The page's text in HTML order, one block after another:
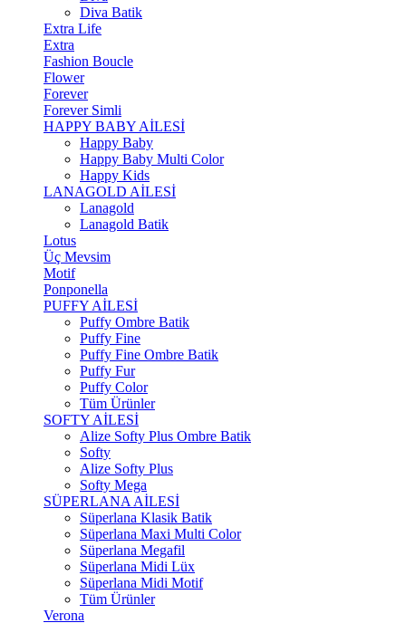
Diva Batik
Extra Life
Extra
Fashion Boucle
Flower
Forever
Forever Simli
HAPPY BABY AİLESİ
Happy Baby
Happy Baby Multi Color
Happy Kids
LANAGOLD AİLESİ
Lanagold
Lanagold Batik
Lotus
Üç Mevsim
Motif
Ponponella
PUFFY AİLESİ
Puffy Ombre Batik
Puffy Fine
Puffy Fine Ombre Batik
Puffy Fur
Puffy Color
Tüm Ürünler
SOFTY AİLESİ
Alize Softy Plus Ombre Batik
Softy
Alize Softy Plus
Softy Mega
SÜPERLANA AİLESİ
Süperlana Klasik Batik
Süperlana Maxi Multi Color
Süperlana Megafil
Süperlana Midi Lüx
Süperlana Midi Motif
Tüm Ürünler
Verona